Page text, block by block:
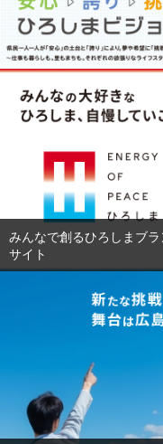
安心・誇り・挑戦 ひろし
ジョン
みんなで創るひろしまブラ
サイト